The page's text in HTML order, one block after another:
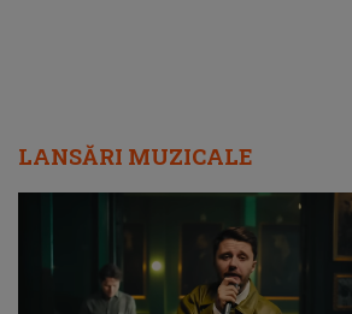
LANSĂRI MUZICALE